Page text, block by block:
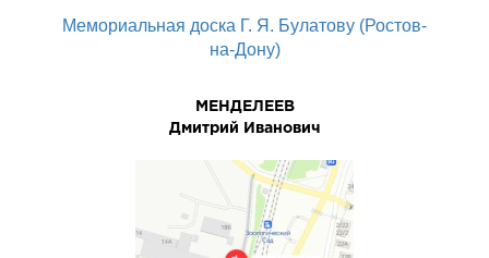
Мемориальная доска Г. Я. Булатову (Ростов-
на-Дону)
МЕНДЕЛЕЕВ
Дмитрий Иванович